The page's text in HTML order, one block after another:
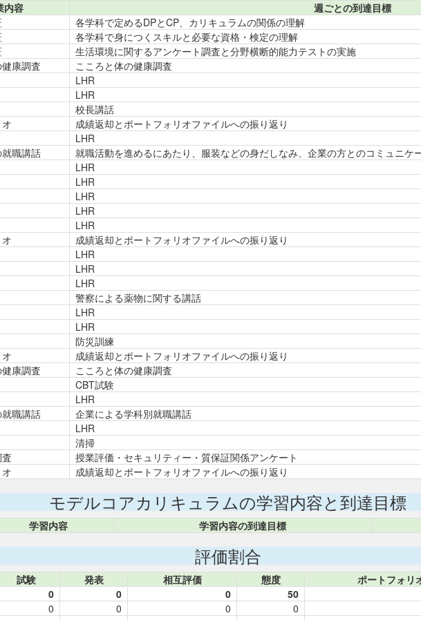
内容 週ごとの到達目標
各学科で定めるDPとCP、カリキュラムの関係の理解
各学科で身につくスキルと必要な資格・検定の理解
生活環境に関するアンケート調査と分野横断的能力テストの実施
康調査
こころと体の健康調査
LHR
LHR
校長講話
成績返却とポートフォリオファイルへの振り返り
LHR
職講話
就職活動を進めるにあたり、服装などの身だしなみ、企業の方とのコミュニケ
LHR
LHR
LHR
LHR
LHR
成績返却とポートフォリオファイルへの振り返り
LHR
LHR
LHR
警察による薬物に関する講話
LHR
LHR
防災訓練
成績返却とポートフォリオファイルへの振り返り
康調査
こころと体の健康調査
CBT試験
LHR
職講話
企業による学科別就職講話
LHR
清掃
授業評価・セキュリティー・質保証関係アンケート
成績返却とポートフォリオファイルへの振り返り
モデルコアカリキュラムの学習内容と到達目標
学習内容 学習内容の到達目標
評価割合
試験 発表 相互評価 態度 ポートフォリ
0 0 0 50
0 0 0 0